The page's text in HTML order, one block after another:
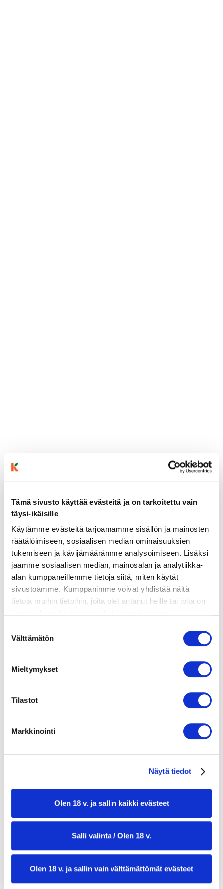
Tämä sivusto käyttää evästeitä ja on tarkoitettu vain
täysi-ikäisille
Käytämme evästeitä tarjoamamme sisällön ja mainosten
räätälöimiseen, sosiaalisen median ominaisuuksien
tukemiseen ja kävijämäärämme analysoimiseen. Lisäksi
jaamme sosiaalisen median, mainosalan ja analytiikka-
alan kumppaneillemme tietoja siitä, miten käytät
sivustoamme. Kumppanimme voivat yhdistää näitä
tietoja muihin tietoihin, joita olet antanut heille tai joita on
tai vanhempi. Vahvista ikäsi käyttääksesi sivustoa.
valinta
Välttämätön
Mieltymykset
Tilastot
Markkinointi
Näytä tiedot
Olen 18 v. ja sallin kaikki evästeet
Salli valinta / Olen 18 v.
Olen 18 v. ja sallin vain välttämättömät evästeet
ainekset
valmistusohje
lisätietoja
3 kananmunaa
½ dl parmesaaniraastetta
¼ tl suolaa
Täyte
1 ps (125 g) mozzarellaa
Koristeluun